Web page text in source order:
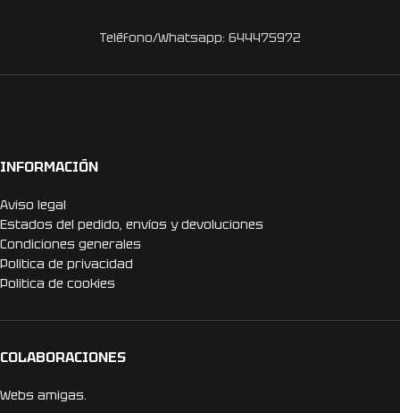
Teléfono/Whatsapp: 644475972
INFORMACIÓN
Aviso legal
Estados del pedido, envíos y devoluciones
Condiciones generales
Politica de privacidad
Politica de cookies
COLABORACIONES
Webs amigas.